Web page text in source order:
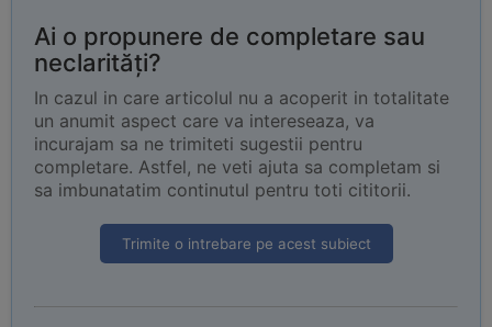
Ai o propunere de completare sau
neclarități?
In cazul in care articolul nu a acoperit in totalitate
un anumit aspect care va intereseaza, va
incurajam sa ne trimiteti sugestii pentru
completare. Astfel, ne veti ajuta sa completam si
sa imbunatatim continutul pentru toti cititorii.
Trimite o intrebare pe acest subiect